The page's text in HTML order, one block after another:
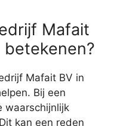
Mafait
betekenen?
Mafait BV in
Bij een
waarschijnlijk
kan een reden